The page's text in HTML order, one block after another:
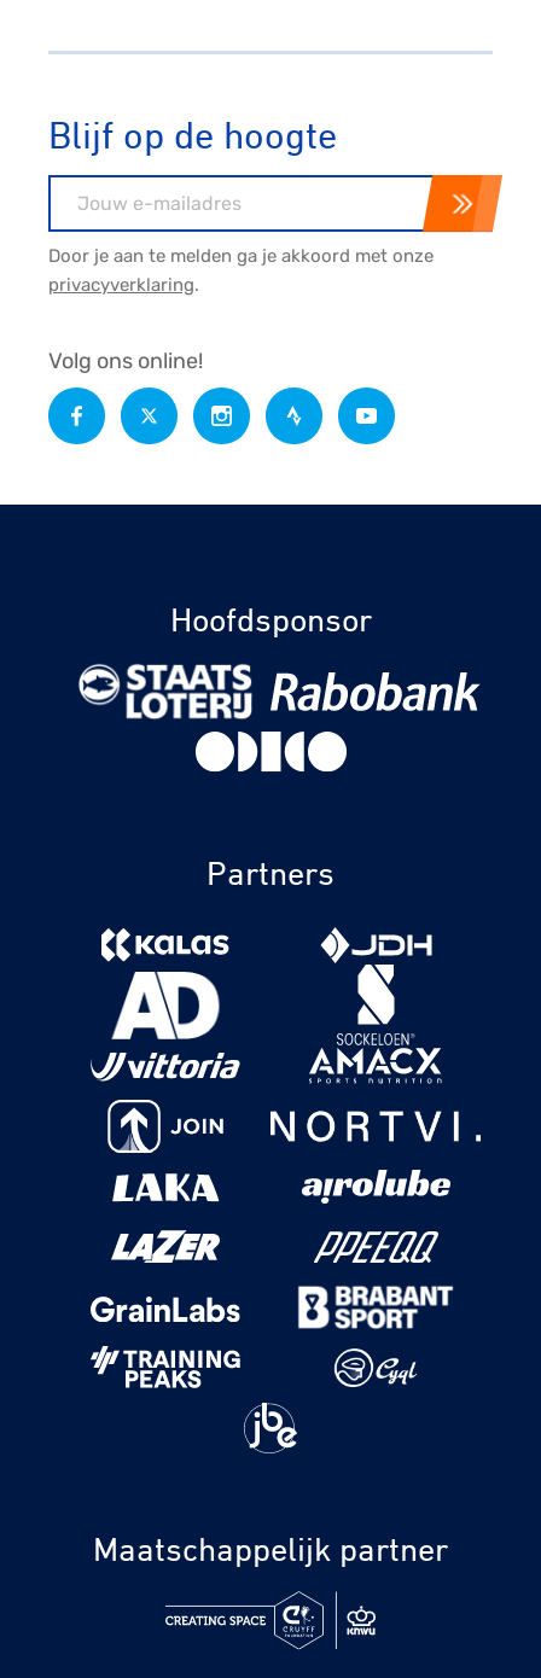
Blijf op de hoogte
Door je aan te melden ga je akkoord met onze
privacyverklaring.
Volg ons online!
Hoofdsponsor
Partners
Maatschappelijk partner